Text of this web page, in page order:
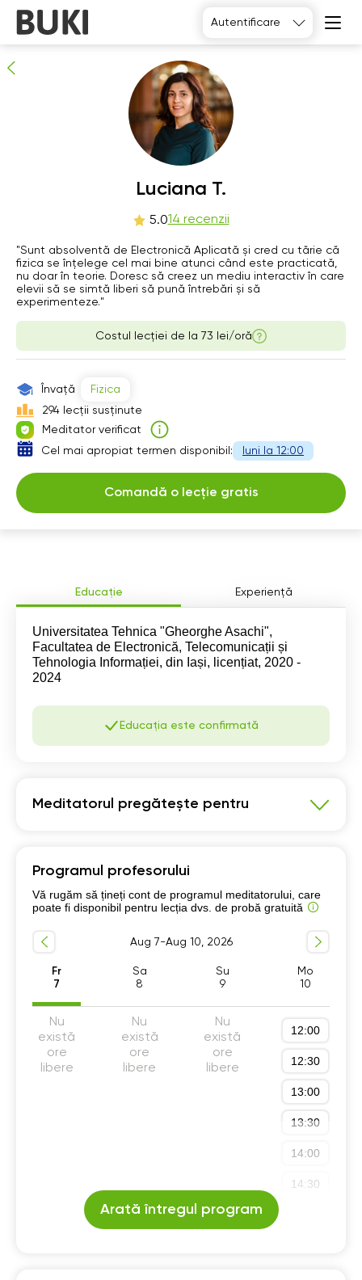
Autentificare
Luciana T. 14 persoane recomandă
Educație Experiență
Universitatea Tehnica "Gheorghe Asachi",
Facultatea de Electronică, Telecomunicații și
Tehnologia Informației, din Iași, licențiat, 2020 -
2024
Educația este confirmată
Meditatorul pregătește pentru
Pregatire Bacalaureat
Program școlar clasele 9-12
Pregătire pentru facultate
Programul profesorului
Vă rugăm să țineți cont de programul meditatorului, care
poate fi disponibil pentru lecția dvs. de probă gratuită
Aug 7-Aug 10, 2026
Fr
7
Sa
8
Su
9
Mo
10
Nu
există
ore
libere
Nu
există
ore
libere
Nu
există
ore
libere
12:00
12:30
13:00
13:30
14:00
14:30
Arată întregul program
Luciana T.
5.014 recenzii
"Sunt absolventă de Electronică Aplicată și cred cu tărie că
fizica se înțelege cel mai bine atunci când este practicată,
nu doar în teorie. Doresc să creez un mediu interactiv în care
elevii să se simtă liberi să pună întrebări și să
experimenteze."
Costul lecției de la 73 lei/oră
Învață
Fizica
294 lecții susținute
Meditator verificat
Cel mai apropiat termen disponibil:
luni la 12:00
Comandă o lecție gratis
Sa
Su
Nu există
ore libere
Nu există
ore libere
Nu există
ore libere
14:30